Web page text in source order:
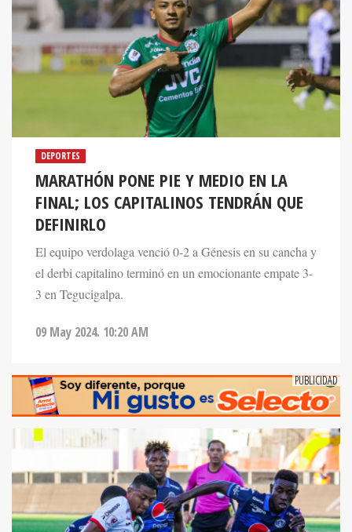
DEPORTES
MARATHÓN PONE PIE Y MEDIO EN LA
FINAL; LOS CAPITALINOS TENDRÁN QUE
DEFINIRLO
El equipo verdolaga venció 0-2 a Génesis en su cancha y
el derbi capitalino terminó en un emocionante empate 3-
3 en Tegucigalpa.
09 May 2024. 10:20 AM